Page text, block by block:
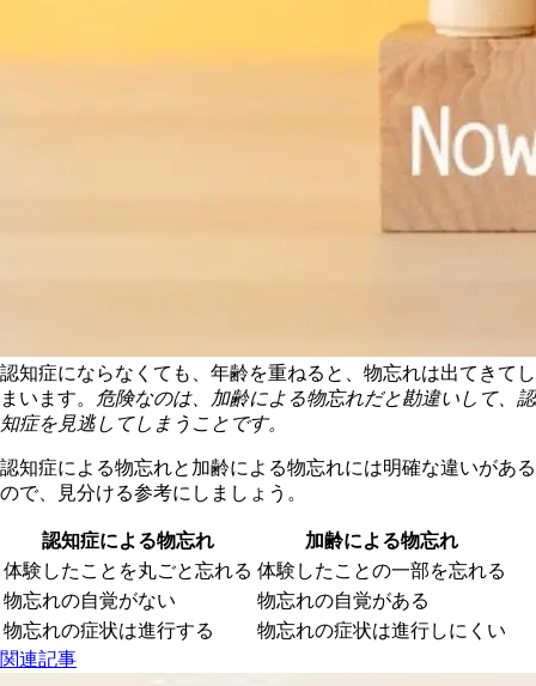
認知症にならなくても、年齢を重ねると、物忘れは出てきてし
まいます。
危険なのは、加齢による物忘れだと勘違いして、認
知症を見逃してしまうことです。
認知症による物忘れと加齢による物忘れには明確な違いがある
ので、見分ける参考にしましょう。
認知症による物忘れ
加齢による物忘れ
体験したことを丸ごと忘れる 体験したことの一部を忘れる
物忘れの自覚がない
物忘れの自覚がある
物忘れの症状は進行する
物忘れの症状は進行しにくい
関連記事